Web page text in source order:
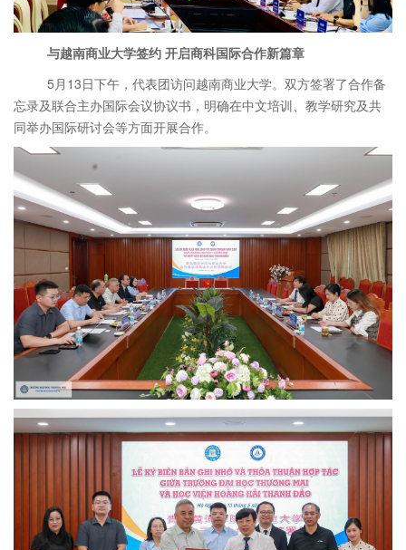
与越南商业大学签约 开启商科国际合作新篇章
5月13日下午，代表团访问越南商业大学。双方签署了合作备
忘录及联合主办国际会议协议书，明确在中文培训、教学研究及共
同举办国际研讨会等方面开展合作。